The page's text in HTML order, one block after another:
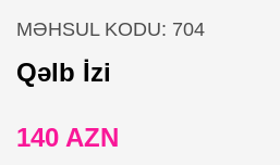
MƏHSUL KODU: 704
Qəlb İzi
140 AZN